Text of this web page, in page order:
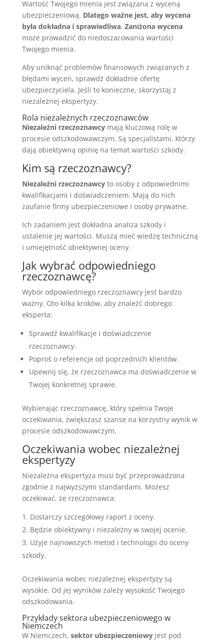
Wartość Twojego mienia jest związana z wyceną
ubezpieczeniową. Dlatego ważne jest, aby wycena
była dokładna i sprawiedliwa. Zaniżona wycena
może prowadzić do niedoszacowania wartości
Twojego mienia.
Aby uniknąć problemów finansowych związanych z
błędami wycen, sprawdź dokładnie ofertę
ubezpieczyciela. Jeśli to konieczne, skorzystaj z
niezależnej ekspertyzy.
Rola niezależnych rzeczoznawców
Niezależni rzeczoznawcymają kluczową rolę w
procesie odszkodowawczym. Są specjalistami, którzy
dają obiektywną opinię na temat wartości szkody.
Kim są rzeczoznawcy?
Niezależni rzeczoznawcyto osoby z odpowiednimi
kwalifikacjami i doświadczeniem. Mają do nich
zaufanie firmy ubezpieczeniowe i osoby prywatne.
Ich zadaniem jest dokładna analiza szkody i
ustalenie jej wartości. Muszą mieć wiedzę techniczną
i umiejętność obiektywnej oceny.
Jak wybrać odpowiedniego
rzeczoznawcę?
Wybór odpowiedniego rzeczoznawcy jest bardzo
ważny. Oto kilka kroków, aby znaleźć dobrego
eksperta:
Sprawdź kwalifikacje i doświadczenie
rzeczoznawcy.
Poproś o referencje od poprzednich klientów.
Upewnij się, że rzeczoznawca ma doświadczenie w
Twojej konkretnej sprawie.
Wybierając rzeczoznawcę, który spełnia Twoje
oczekiwania, zwiększasz szanse na korzystny wynik w
procesie odszkodowawczym.
Oczekiwania wobec niezależnej
ekspertyzy
Niezależna ekspertyza musi być przeprowadzona
zgodnie z najwyższymi standardami. Możesz
oczekiwać, że rzeczoznawca:
Dostarczy szczegółowy raport z oceny.
Będzie obiektywny i niezależny w swojej ocenie.
Użyje najnowszych metod i technologii do oceny
szkody.
Oczekiwania wobec niezależnej ekspertyzy są
wysokie. Od jej wyników zależy wysokość Twojego
odszkodowania.
Przykłady sektora ubezpieczeniowego w
Niemczech
W Niemczech, sektor ubezpieczeniowyjest pod